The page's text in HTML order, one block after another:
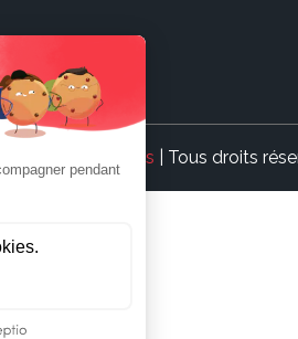
PF communications | Tous droits